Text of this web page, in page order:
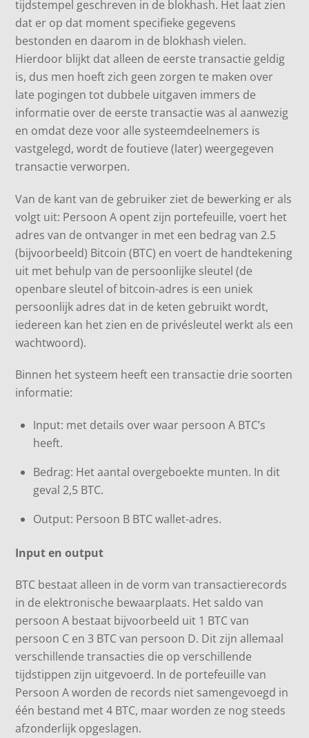
tijdstempel geschreven in de blokhash. Het laat zien
dat er op dat moment specifieke gegevens
bestonden en daarom in de blokhash vielen.
Hierdoor blijkt dat alleen de eerste transactie geldig
is, dus men hoeft zich geen zorgen te maken over
late pogingen tot dubbele uitgaven immers de
informatie over de eerste transactie was al aanwezig
en omdat deze voor alle systeemdeelnemers is
vastgelegd, wordt de foutieve (later) weergegeven
transactie verworpen.
Van de kant van de gebruiker ziet de bewerking er als
volgt uit: Persoon A opent zijn portefeuille, voert het
adres van de ontvanger in met een bedrag van 2.5
(bijvoorbeeld) Bitcoin (BTC) en voert de handtekening
uit met behulp van de persoonlijke sleutel (de
openbare sleutel of bitcoin-adres is een uniek
persoonlijk adres dat in de keten gebruikt wordt,
iedereen kan het zien en de privésleutel werkt als een
wachtwoord).
Binnen het systeem heeft een transactie drie soorten
informatie:
Input: met details over waar persoon A BTC’s
heeft.
Bedrag: Het aantal overgeboekte munten. In dit
geval 2,5 BTC.
Output: Persoon B BTC wallet-adres.
Input en output
BTC bestaat alleen in de vorm van transactierecords
in de elektronische bewaarplaats. Het saldo van
persoon A bestaat bijvoorbeeld uit 1 BTC van
persoon C en 3 BTC van persoon D. Dit zijn allemaal
verschillende transacties die op verschillende
tijdstippen zijn uitgevoerd. In de portefeuille van
Persoon A worden de records niet samengevoegd in
één bestand met 4 BTC, maar worden ze nog steeds
afzonderlijk opgeslagen.